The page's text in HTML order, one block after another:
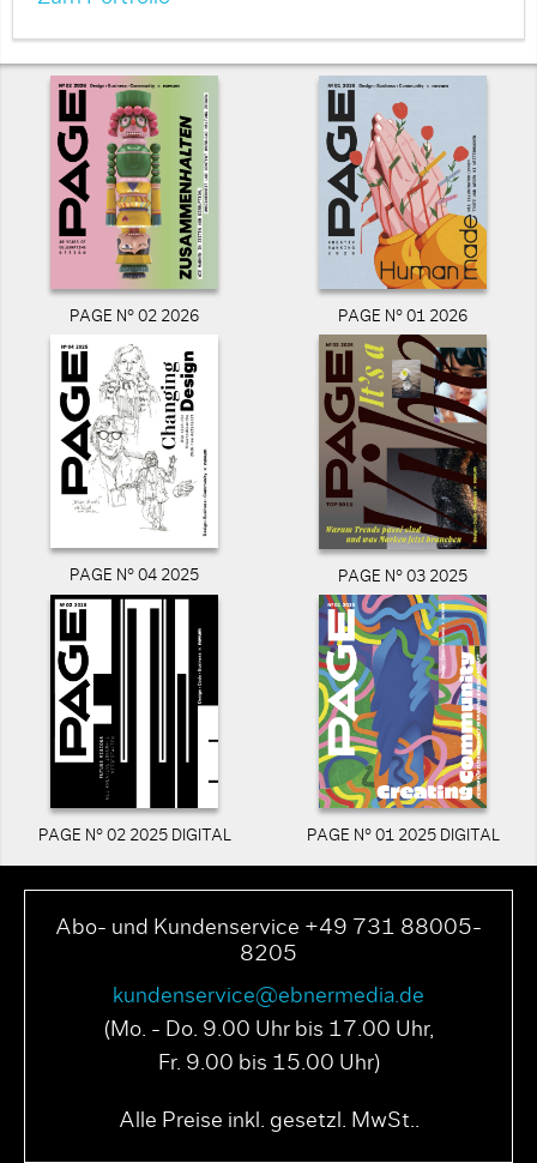
PAGE N° 02 2026 PAGE N° 01 2026
PAGE N° 04 2025 PAGE N° 03 2025
PAGE N° 02 2025 DIGITAL PAGE N° 01 2025 DIGITAL
Abo- und Kundenservice +49 731 88005-
8205
kundenservice@ebnermedia.de
(Mo. - Do. 9.00 Uhr bis 17.00 Uhr,
Fr. 9.00 bis 15.00 Uhr)
Alle Preise inkl. gesetzl. MwSt..